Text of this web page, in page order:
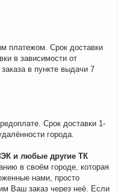
платежом. Срок доставки
в зависимости от
в пункте выдачи 7
Срок доставки 1-
города.
и любые другие ТК
в своём городе, которая
нами, просто
Ваш заказ через неё. Если